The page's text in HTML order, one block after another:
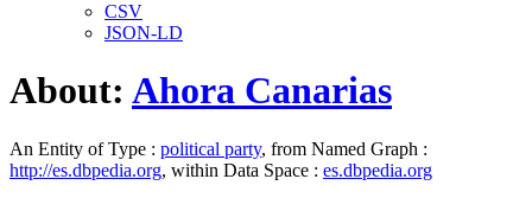
CSV
JSON-LD
About: Ahora Canarias
An Entity of Type : political party, from Named Graph :
http://es.dbpedia.org, within Data Space : es.dbpedia.org